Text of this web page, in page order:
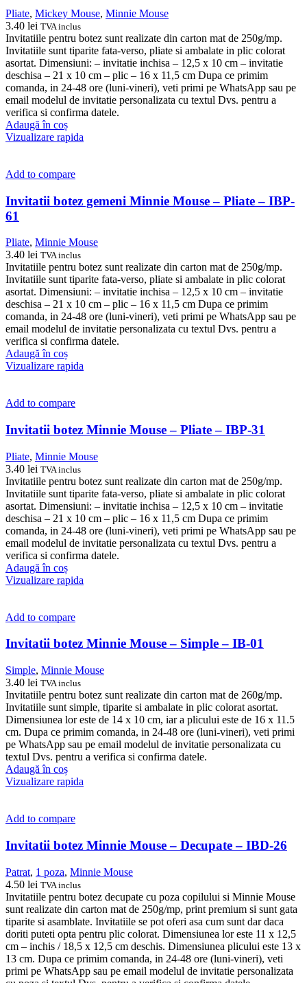
Pliate, Mickey Mouse, Minnie Mouse
3.40 lei TVA inclus
Invitatiile pentru botez sunt realizate din carton mat de 250g/mp.
Invitatiile sunt tiparite fata-verso, pliate si ambalate in plic colorat
asortat. Dimensiuni: – invitatie inchisa – 12,5 x 10 cm – invitatie
deschisa – 21 x 10 cm – plic – 16 x 11,5 cm Dupa ce primim
comanda, in 24-48 ore (luni-vineri), veti primi pe WhatsApp sau pe
email modelul de invitatie personalizata cu textul Dvs. pentru a
verifica si confirma datele.
Adaugă în coș
Vizualizare rapida
Add to compare
Invitatii botez gemeni Minnie Mouse – Pliate – IBP-
61
Pliate, Minnie Mouse
3.40 lei TVA inclus
Invitatiile pentru botez sunt realizate din carton mat de 250g/mp.
Invitatiile sunt tiparite fata-verso, pliate si ambalate in plic colorat
asortat. Dimensiuni: – invitatie inchisa – 12,5 x 10 cm – invitatie
deschisa – 21 x 10 cm – plic – 16 x 11,5 cm Dupa ce primim
comanda, in 24-48 ore (luni-vineri), veti primi pe WhatsApp sau pe
email modelul de invitatie personalizata cu textul Dvs. pentru a
verifica si confirma datele.
Adaugă în coș
Vizualizare rapida
Add to compare
Invitatii botez Minnie Mouse – Pliate – IBP-31
Pliate, Minnie Mouse
3.40 lei TVA inclus
Invitatiile pentru botez sunt realizate din carton mat de 250g/mp.
Invitatiile sunt tiparite fata-verso, pliate si ambalate in plic colorat
asortat. Dimensiuni: – invitatie inchisa – 12,5 x 10 cm – invitatie
deschisa – 21 x 10 cm – plic – 16 x 11,5 cm Dupa ce primim
comanda, in 24-48 ore (luni-vineri), veti primi pe WhatsApp sau pe
email modelul de invitatie personalizata cu textul Dvs. pentru a
verifica si confirma datele.
Adaugă în coș
Vizualizare rapida
Add to compare
Invitatii botez Minnie Mouse – Simple – IB-01
Simple, Minnie Mouse
3.40 lei TVA inclus
Invitatiile pentru botez sunt realizate din carton mat de 260g/mp.
Invitatiile sunt simple, tiparite si ambalate in plic colorat asortat.
Dimensiunea lor este de 14 x 10 cm, iar a plicului este de 16 x 11.5
cm. Dupa ce primim comanda, in 24-48 ore (luni-vineri), veti primi
pe WhatsApp sau pe email modelul de invitatie personalizata cu
textul Dvs. pentru a verifica si confirma datele.
Adaugă în coș
Vizualizare rapida
Add to compare
Invitatii botez Minnie Mouse – Decupate – IBD-26
Patrat, 1 poza, Minnie Mouse
4.50 lei TVA inclus
Invitatiile pentru botez decupate cu poza copilului si Minnie Mouse
sunt realizate din carton mat de 250g/mp, print premium si sunt gata
tiparite si asamblate. Invitatiile se pot oferi asa cum sunt dar daca
doriti puteti opta pentru plic colorat. Dimensiunea lor este 11 x 12,5
cm – inchis / 18,5 x 12,5 cm deschis. Dimensiunea plicului este 13 x
13 cm. Dupa ce primim comanda, in 24-48 ore (luni-vineri), veti
primi pe WhatsApp sau pe email modelul de invitatie personalizata